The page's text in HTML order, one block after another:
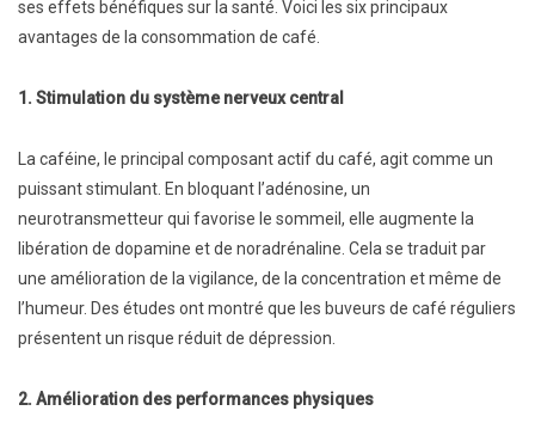
ses effets bénéfiques sur la santé. Voici les six principaux
avantages de la consommation de café.
1. Stimulation du système nerveux central
La caféine, le principal composant actif du café, agit comme un
puissant stimulant. En bloquant l’adénosine, un
neurotransmetteur qui favorise le sommeil, elle augmente la
libération de dopamine et de noradrénaline. Cela se traduit par
une amélioration de la vigilance, de la concentration et même de
l’humeur. Des études ont montré que les buveurs de café réguliers
présentent un risque réduit de dépression.
2. Amélioration des performances physiques